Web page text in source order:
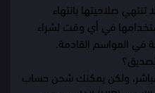
صلاحيتها بانتهاء
في أي وقت لشراء
في المواسم القادمة.
ولكن يمكنك شحن حساب